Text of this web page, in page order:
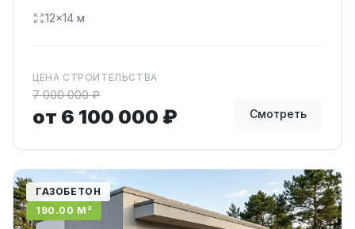
12×14 м
ЦЕНА СТРОИТЕЛЬСТВА
7 000 000 ₽
от 6 100 000 ₽ Смотреть
ГАЗОБЕТОН
190.00 М²